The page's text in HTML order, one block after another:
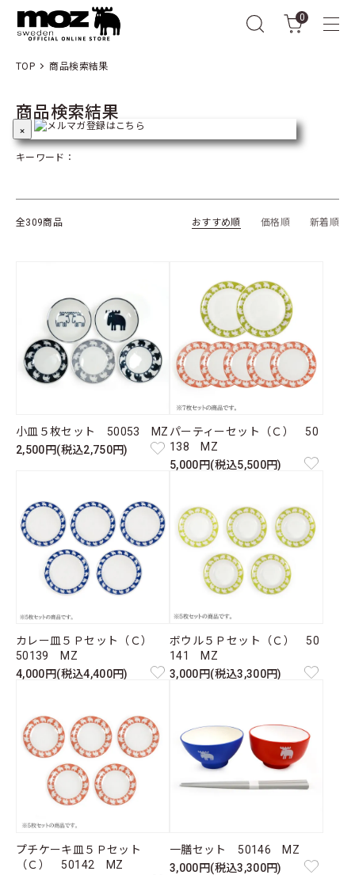
0
TOP 商品検索結果
商品検索結果
キーワード：
全309商品 おすすめ順 価格順 新着順
小皿５枚セット 50053 MZ
2,500円(税込2,750円)
パーティーセット（Ｃ） 50
138 MZ
5,000円(税込5,500円)
カレー皿５Ｐセット（Ｃ）
50139 MZ
4,000円(税込4,400円)
ボウル５Ｐセット（Ｃ） 50
141 MZ
3,000円(税込3,300円)
プチケーキ皿５Ｐセット
（Ｃ） 50142 MZ
一膳セット 50146 MZ
3,000円(税込3,300円)
×